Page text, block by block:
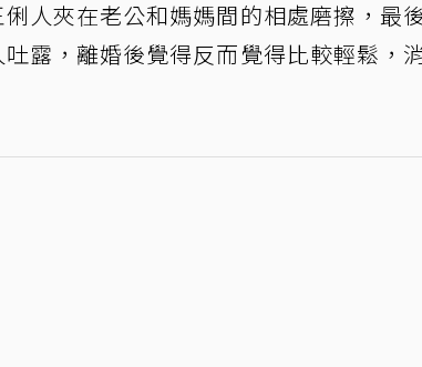
人夾在老公和媽媽間的相處磨擦，最
露，離婚後覺得反而覺得比較輕鬆，